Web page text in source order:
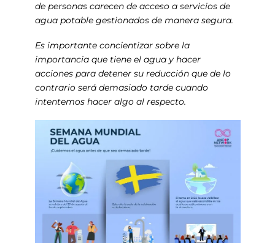
de personas carecen de acceso a servicios de
agua potable gestionados de manera segura.
Es importante concientizar sobre la
importancia que tiene el agua y hacer
acciones para detener su reducción que de lo
contrario será demasiado tarde cuando
intentemos hacer algo al respecto.